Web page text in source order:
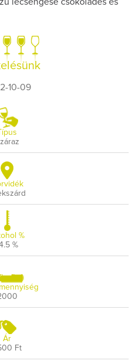
10-09
%
%
Ár
Ft